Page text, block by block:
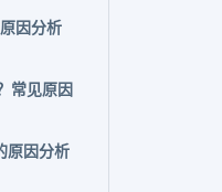
因分析
常见原因
原因分析